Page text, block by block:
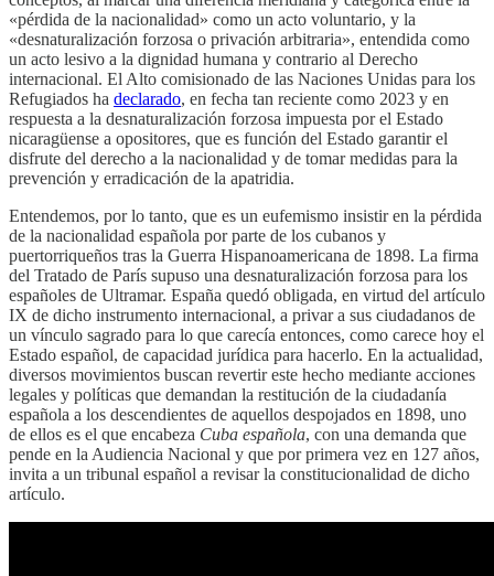
«pérdida de la nacionalidad» como un acto voluntario, y la
«desnaturalización forzosa o privación arbitraria», entendida como
un acto lesivo a la dignidad humana y contrario al Derecho
internacional. El Alto comisionado de las Naciones Unidas para los
Refugiados ha declarado, en fecha tan reciente como 2023 y en
respuesta a la desnaturalización forzosa impuesta por el Estado
nicaragüense a opositores, que es función del Estado garantir el
disfrute del derecho a la nacionalidad y de tomar medidas para la
prevención y erradicación de la apatridia.
Entendemos, por lo tanto, que es un eufemismo insistir en la pérdida
de la nacionalidad española por parte de los cubanos y
puertorriqueños tras la Guerra Hispanoamericana de 1898. La firma
del Tratado de París supuso una desnaturalización forzosa para los
españoles de Ultramar. España quedó obligada, en virtud del artículo
IX de dicho instrumento internacional, a privar a sus ciudadanos de
un vínculo sagrado para lo que carecía entonces, como carece hoy el
Estado español, de capacidad jurídica para hacerlo. En la actualidad,
diversos movimientos buscan revertir este hecho mediante acciones
legales y políticas que demandan la restitución de la ciudadanía
española a los descendientes de aquellos despojados en 1898, uno
de ellos es el que encabeza Cuba española, con una demanda que
pende en la Audiencia Nacional y que por primera vez en 127 años,
invita a un tribunal español a revisar la constitucionalidad de dicho
artículo.